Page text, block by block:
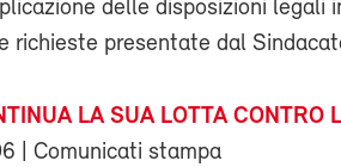
delle disposizioni legali
richieste presentate dal
LA SUA LOTTA CONTRO
| Comunicati stampa